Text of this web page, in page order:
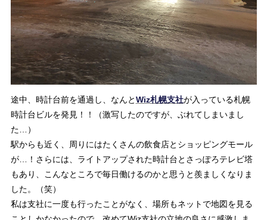
途中、時計台前を通過し、なんとWiz札幌支社が入っている札幌
時計台ビルを発見！！（激写したのですが、ぶれてしまいまし
た…）
駅からも近く、周りにはたくさんの飲食店とショッピングモール
が…！さらには、ライトアップされた時計台とさっぽろテレビ塔
もあり、こんなところで毎日働けるのかと思うと羨ましくなりま
した。（笑）
私は支社に一度も行ったことがなく、場所もネットで地図を見る